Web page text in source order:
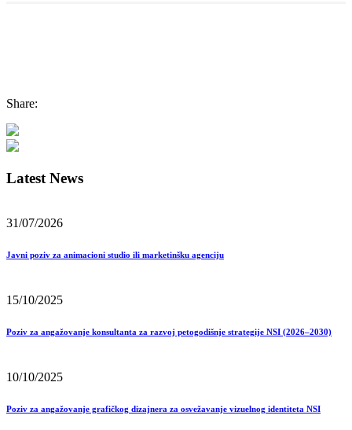
Share:
Latest News
31/07/2026
Javni poziv za animacioni studio ili marketinšku agenciju
15/10/2025
Poziv za angažovanje konsultanta za razvoj petogodišnje strategije NSI (2026–2030)
10/10/2025
Poziv za angažovanje grafičkog dizajnera za osvežavanje vizuelnog identiteta NSI